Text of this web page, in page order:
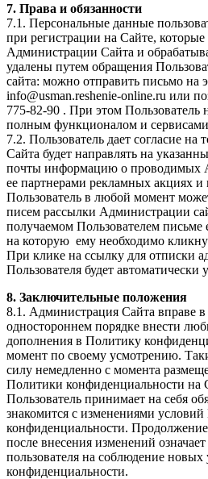
7. Права и обязанности
7.1. Персональные данные
при регистрации на Сайте, которые
Администрации Сайта и
удалены путем обращения
сайта: можно отправить письмо на
info@usman.reshenie-online.ru или
775-82-90 . При этом Пользователь
полным функционалом и
7.2. Пользователь дает согласие
Сайта будет направлять на
почты информацию о проводимых
ее партнерами рекламных акциях
Пользователь в любой момент
писем рассылки Администрации
получаемом Пользователем письме
на которую ему необходимо
При клике на ссылку для отписки
Пользователя будет автоматически
8. Заключительные положения
8.1. Администрация Сайта вправе
одностороннем порядке внести
дополнения в Политику
момент по своему усмотрению.
силу немедленно с момента
Политики конфиденциальности на
Пользователь принимает на себя
знакомится с изменениями
конфиденциальности.
после внесения изменений
пользователя на соблюдение
конфиденциальности.